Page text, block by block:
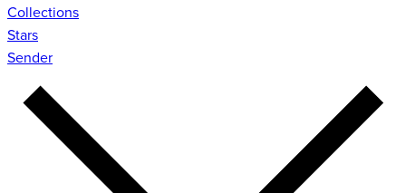
Collections
Stars
Sender